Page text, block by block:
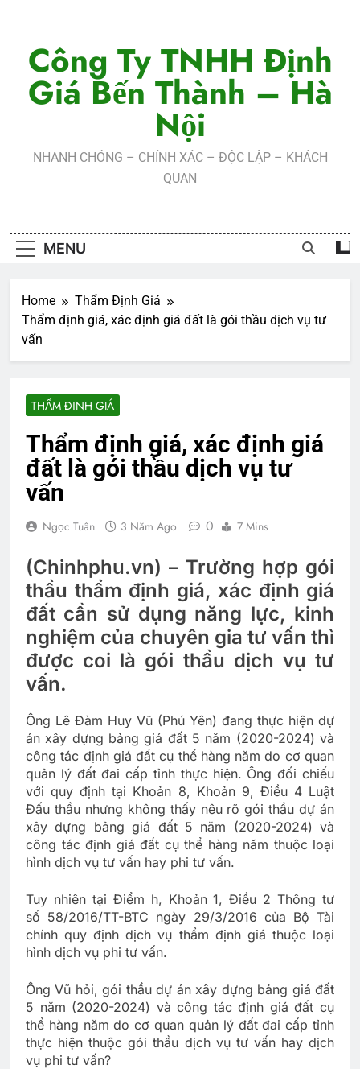
contentCông Ty TNHH Định
Giá Bến Thành – Hà
Nội
NHANH CHÓNG – CHÍNH XÁC – ĐỘC LẬP – KHÁCH
QUAN
MENU
Home
Thẩm Định Giá
Thẩm định giá, xác định giá đất là gói thầu dịch vụ tư
vấn
THẨM ĐỊNH GIÁ
Thẩm định giá, xác định giá
đất là gói thầu dịch vụ tư
vấn
Ngọc Tuân 3 Năm Ago 0 7 Mins
(Chinhphu.vn) – Trường hợp gói
thầu thẩm định giá, xác định giá
đất cần sử dụng năng lực, kinh
nghiệm của chuyên gia tư vấn thì
được coi là gói thầu dịch vụ tư
vấn.
Ông Lê Đàm Huy Vũ (Phú Yên) đang thực hiện dự
án xây dựng bảng giá đất 5 năm (2020-2024) và
công tác định giá đất cụ thể hàng năm do cơ quan
quản lý đất đai cấp tỉnh thực hiện. Ông đối chiếu
với quy định tại Khoản 8, Khoản 9, Điều 4 Luật
Đấu thầu nhưng không thấy nêu rõ gói thầu dự án
xây dựng bảng giá đất 5 năm (2020-2024) và
công tác định giá đất cụ thể hàng năm thuộc loại
hình dịch vụ tư vấn hay phi tư vấn.
Tuy nhiên tại Điểm h, Khoản 1, Điều 2 Thông tư
số 58/2016/TT-BTC ngày 29/3/2016 của Bộ Tài
chính quy định dịch vụ thẩm định giá thuộc loại
hình dịch vụ phi tư vấn.
Ông Vũ hỏi, gói thầu dự án xây dựng bảng giá đất
5 năm (2020-2024) và công tác định giá đất cụ
thể hàng năm do cơ quan quản lý đất đai cấp tỉnh
thực hiện thuộc gói thầu dịch vụ tư vấn hay dịch
vụ phi tư vấn?